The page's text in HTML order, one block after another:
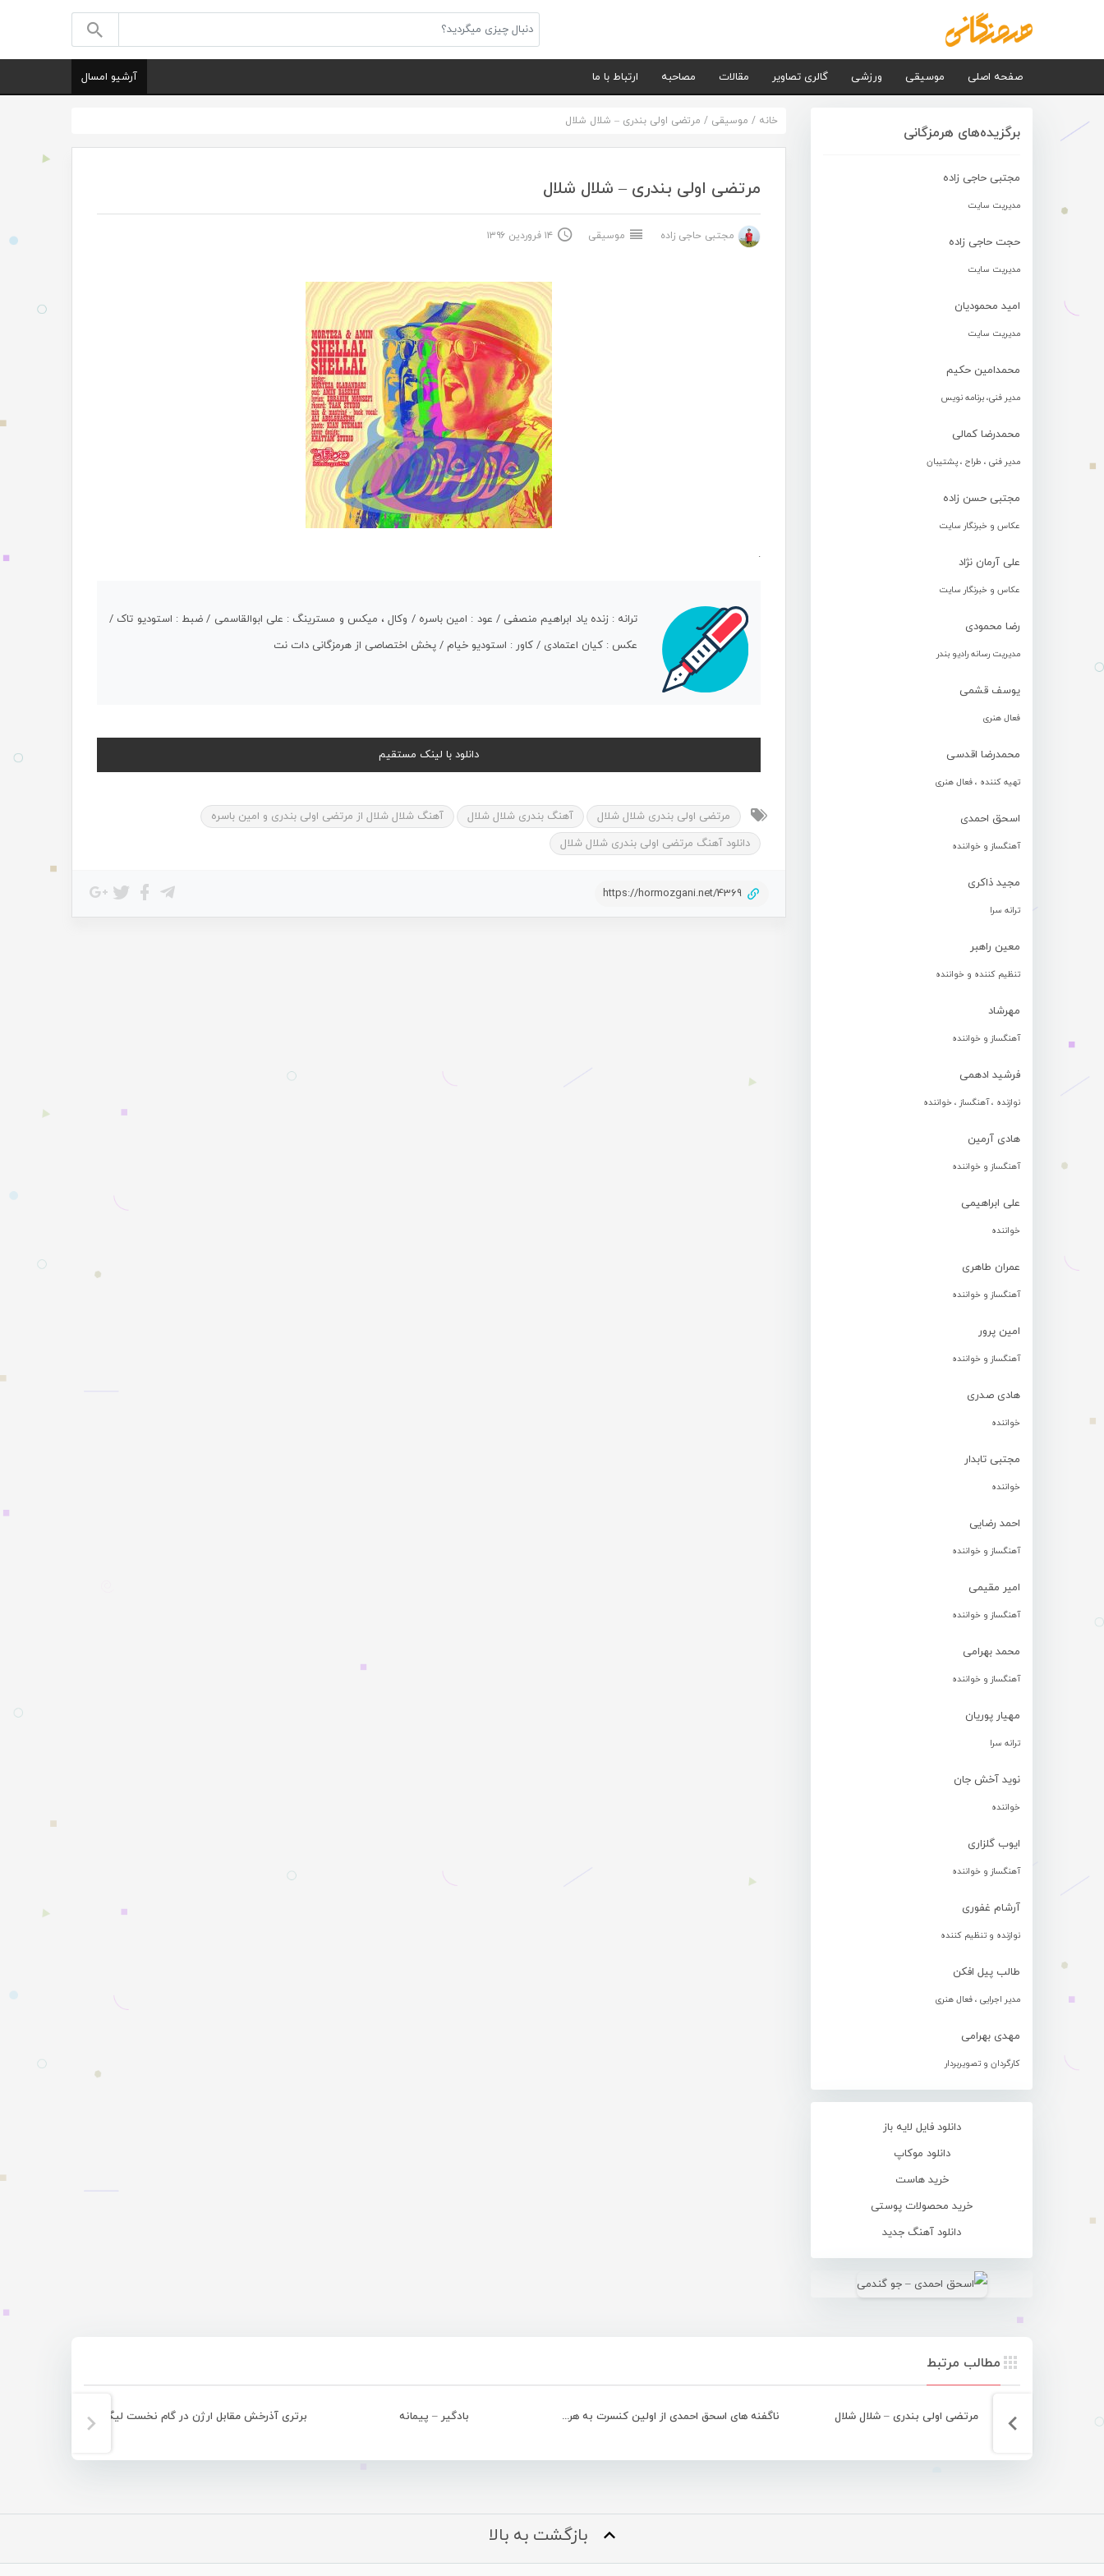
صفحه اصلی موسیقی ورزشی گالری تصاویر مقالات مصاحبه ارتباط با ما آرشیو امسال
برگزیده‌های هرمزگانی
مجتبی حاجی زاده
مدیریت سایت
حجت حاجی زاده
مدیریت سایت
امید محمودیان
مدیریت سایت
محمدامین حکیم
مدیر فنی، برنامه نویس
محمدرضا کمالی
مدیر فنی ، طراح ، پشتیبان
مجتبی حسن زاده
عکاس و خبرنگار سایت
علی آرمان نژاد
عکاس و خبرنگار سایت
رضا محمودی
مدیریت رسانه رادیو بندر
یوسف قشمی
فعال هنری
محمدرضا اقدسی
تهیه کننده ، فعال هنری
اسحق احمدی
آهنگساز و خواننده
مجید ذاکری
ترانه سرا
معین راهبر
تنظیم کننده و خواننده
مهرشاد
آهنگساز و خواننده
فرشید ادهمی
نوازنده ، آهنگساز ، خواننده
هادی آرمین
آهنگساز و خواننده
علی ابراهیمی
خواننده
عمران طاهری
آهنگساز و خواننده
امین پرور
آهنگساز و خواننده
هادی صدری
خواننده
مجتبی تابدار
خواننده
احمد رضایی
آهنگساز و خواننده
امیر مقیمی
آهنگساز و خواننده
محمد بهرامی
آهنگساز و خواننده
مهیار پوریان
ترانه سرا
نوید آخش جان
خواننده
ایوب گلزاری
آهنگساز و خواننده
آرشام غفوری
نوازنده و تنظیم کننده
طالب پیل افکن
مدیر اجرایی ، فعال هنری
مهدی بهرامی
کارگردان و تصویربردار
دانلود فایل لایه باز
دانلود موکاپ
خرید هاست
خرید محصولات پوستی
دانلود آهنگ جدید
خانه / موسیقی / مرتضی اولی بندری – شلال شلال
مرتضی اولی بندری – شلال شلال
مجتبی حاجی زاده موسیقی ۱۴ فروردین ۱۳۹۶
.
ترانه : زنده یاد ابراهیم منصفی / عود : امین باسره / وکال ، میکس و مسترینگ : علی ابوالقاسمی / ضبط : استودیو تاک /
عکس : کیان اعتمادی / کاور : استودیو خیام / پخش اختصاصی از هرمزگانی دات نت
دانلود با لینک مستقیم
مرتضی اولی بندری شلال شلال آهنگ بندری شلال شلال
آهنگ شلال شلال از مرتضی اولی بندری و امین باسره
دانلود آهنگ مرتضی اولی بندری شلال شلال
https://hormozgani.net/4369
مطالب مرتبط
مرتضی اولی بندری – شلال شلال ناگفنه های اسحق احمدی از اولین کنسرت به هرم� بادگیر – پیمانه برتری آذرخش مقابل ارژن در گام نخست لیگ برتر فوتسال ۹۷ + تصویری
بازگشت به بالا